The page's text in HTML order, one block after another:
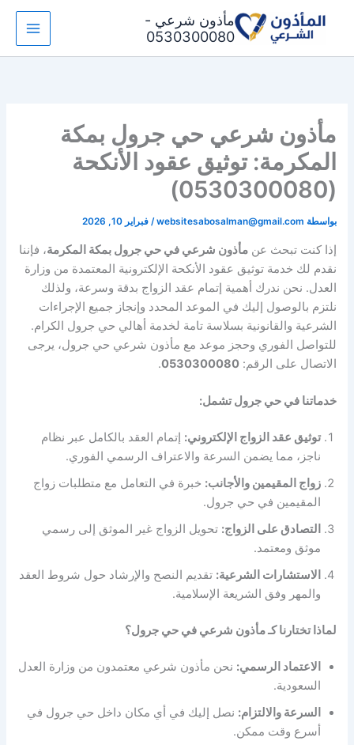
مأذون شرعي -
0530300080
مأذون شرعي حي جرول بمكة
المكرمة: توثيق عقود الأنكحة
(0530300080)
بواسطة websitesabosalman@gmail.com
/فبراير 10, 2026
إذا كنت تبحث عنمأذون شرعي في حي جرول بمكة المكرمة، فإننا
نقدم لك خدمة توثيق عقود الأنكحة الإلكترونية المعتمدة من وزارة
العدل. نحن ندرك أهمية إتمام عقد الزواج بدقة وسرعة، ولذلك
نلتزم بالوصول إليك في الموعد المحدد وإنجاز جميع الإجراءات
الشرعية والقانونية بسلاسة تامة لخدمة أهالي حي جرول الكرام.
للتواصل الفوري وحجز موعد مع مأذون شرعي حي جرول، يرجى
الاتصال على الرقم:0530300080
.
خدماتنا في حي جرول تشمل:
توثيق عقد الزواج الإلكتروني: إتمام العقد بالكامل عبر نظام
ناجز، مما يضمن السرعة والاعتراف الرسمي الفوري.
زواج المقيمين والأجانب: خبرة في التعامل مع متطلبات زواج
المقيمين في حي جرول.
التصادق على الزواج: تحويل الزواج غير الموثق إلى رسمي
موثق ومعتمد.
الاستشارات الشرعية: تقديم النصح والإرشاد حول شروط العقد
والمهر وفق الشريعة الإسلامية.
لماذا تختارنا كـ مأذون شرعي في حي جرول؟
الاعتماد الرسمي: نحن مأذون شرعي معتمدون من وزارة العدل
السعودية.
السرعة والالتزام: نصل إليك في أي مكان داخل حي جرول في
أسرع وقت ممكن.